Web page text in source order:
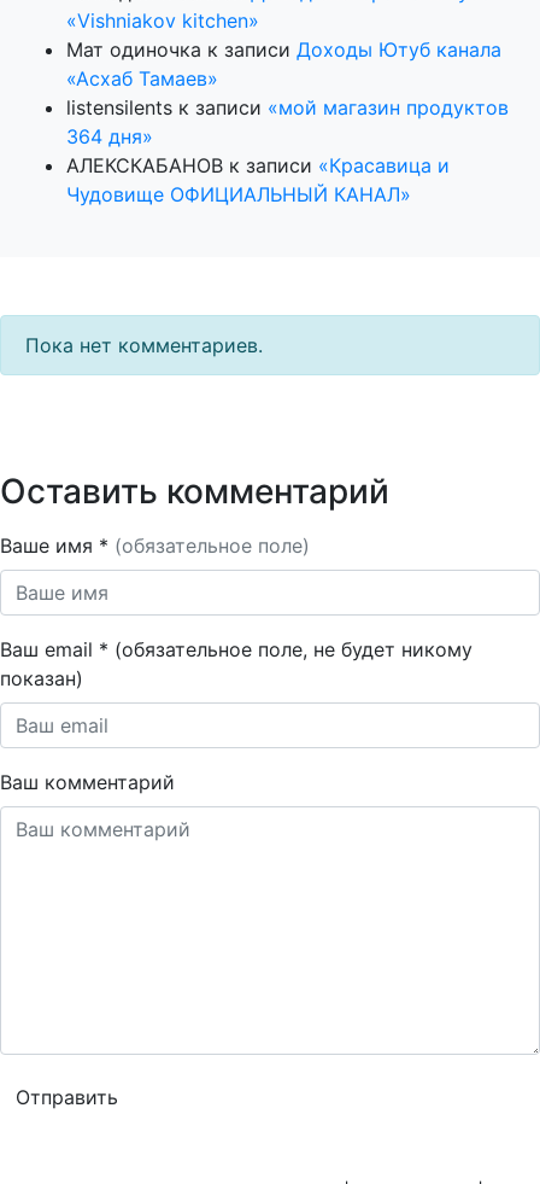
«Vishniakov kitchen»
Мат одиночка к записи Доходы Ютуб канала
«Асхаб Тамаев»
listensilents к записи «мой магазин продуктов
364 дня»
АЛЕКСКАБАНОВ к записи «Красавица и
Чудовище ОФИЦИАЛЬНЫЙ КАНАЛ»
Пока нет комментариев.
Оставить комментарий
Ваше имя * (обязательное поле)
Ваш email * (обязательное поле, не будет никому
показан)
Ваш комментарий